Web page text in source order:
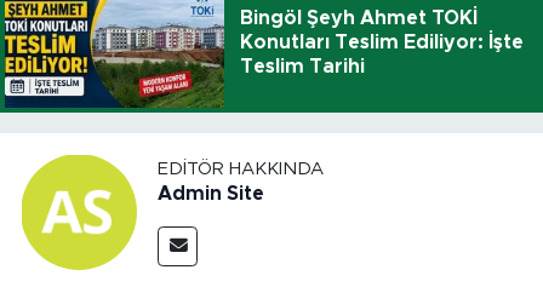
Bingöl Şeyh Ahmet TOKİ
Konutları Teslim Ediliyor: İşte
Teslim Tarihi
EDITÖR HAKKINDA
Admin Site